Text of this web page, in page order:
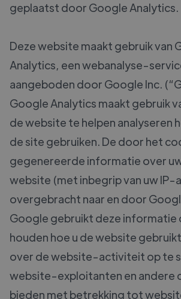
geplaatst door Google Analytics.
Deze website maakt gebruik van
Analytics, een webanalyse-
aangeboden door Google Inc.
Google Analytics maakt gebruik
de website te helpen analyseren
de site gebruiken. De door het
gegenereerde informatie over
website (met inbegrip van uw
overgebracht naar en door
Google gebruikt deze informatie
houden hoe u de website
over de website-activiteit op te
website-exploitanten en andere
bieden met betrekking tot